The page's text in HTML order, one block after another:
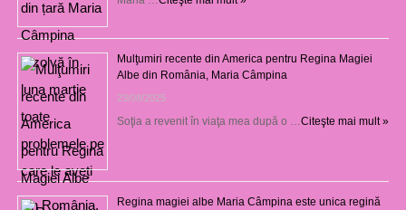
Mulţumiri recente din America pentru Regina Magiei
Albe din România, Maria Câmpina
23/08/2025
Soţia a revenit în viaţa mea după o … Citeşte mai mult »
Regina magiei albe Maria Câmpina este unica regină